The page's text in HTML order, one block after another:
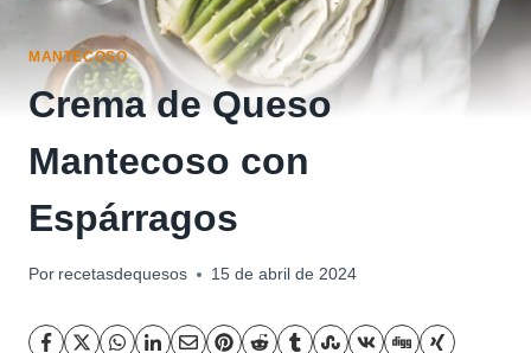
MANTECOSO
Crema de Queso
Mantecoso con
Espárragos
Por recetasdequesos 15 de abril de 2024